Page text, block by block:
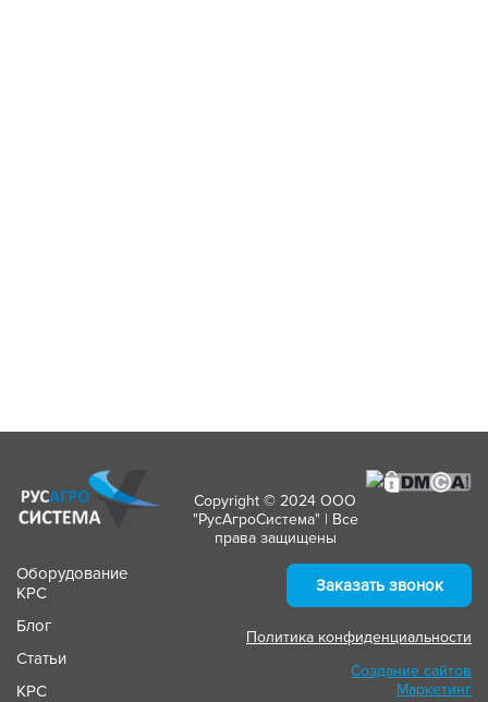
Copyright © 2024 ООО
"РусАгроСистема" | Все
права защищены
Оборудование
КРС
Блог
Статьи
КРС
Заказать звонок
Политика конфиденциальности
Создание сайтов
Маркетинг